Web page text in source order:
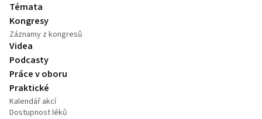
Témata
Kongresy
Záznamy z kongresů
Videa
Podcasty
Práce v oboru
Praktické
Kalendář akcí
Dostupnost léků